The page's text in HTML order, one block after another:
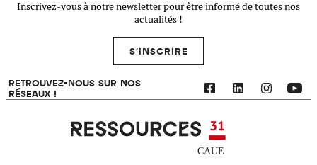
Inscrivez-vous à notre newsletter pour être informé de toutes nos
actualités !
S'INSCRIRE
RETROUVEZ-NOUS SUR NOS
RÉSEAUX !
Ressources 31